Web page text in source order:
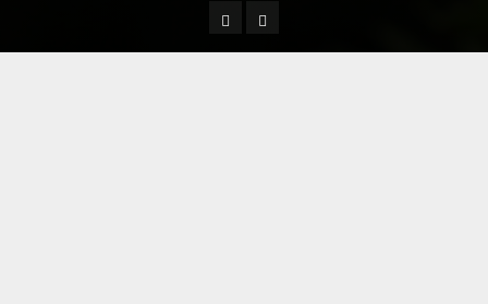
¿ Quién soy…?
Más información sobre las